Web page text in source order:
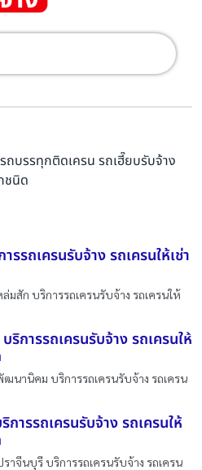
ถบรรทุกติดเครน รถเฮี๊ยบรับจ้าง
ชนิด
รถเครนรับจ้าง รถเครนให้เช่า
มสัก บริการรถเครนรับจ้าง รถเครนให้
การรถเครนรับจ้าง รถเครนให้
นานิคม บริการรถเครนรับจ้าง รถเครน
ารรถเครนรับจ้าง รถเครนให้
าจีนบุรี บริการรถเครนรับจ้าง รถเครน